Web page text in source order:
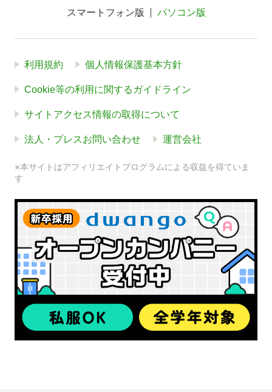
スマートフォン版 パソコン版
利用規約 個人情報保護基本方針
Cookie等の利用に関するガイドライン
サイトアクセス情報の取得について
法人・プレスお問い合わせ 運営会社
※本サイトはアフィリエイトプログラムによる収益を得ていま
す